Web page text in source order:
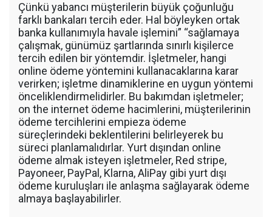
Çünkü yabancı müşterilerin büyük çoğunluğu
farklı bankaları tercih eder. Hal böyleyken ortak
banka kullanımıyla havale işlemini” “sağlamaya
çalışmak, günümüz şartlarında sınırlı kişilerce
tercih edilen bir yöntemdir. İşletmeler, hangi
online ödeme yöntemini kullanacaklarına karar
verirken; işletme dinamiklerine en uygun yöntemi
önceliklendirmelidirler. Bu bakımdan işletmeler;
on the internet ödeme hacimlerini, müşterilerinin
ödeme tercihlerini empieza ödeme
süreçlerindeki beklentilerini belirleyerek bu
süreci planlamalıdırlar. Yurt dışından online
ödeme almak isteyen işletmeler, Red stripe,
Payoneer, PayPal, Klarna, AliPay gibi yurt dışı
ödeme kuruluşları ile anlaşma sağlayarak ödeme
almaya başlayabilirler.